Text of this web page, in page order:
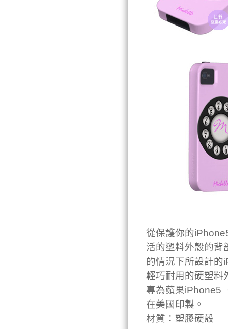
從保護你的
活的塑料外殼的背
的情況下所設計的
輕巧耐用的硬塑料
專為蘋果iPhone5
在美國印製。
材質：塑膠硬殼